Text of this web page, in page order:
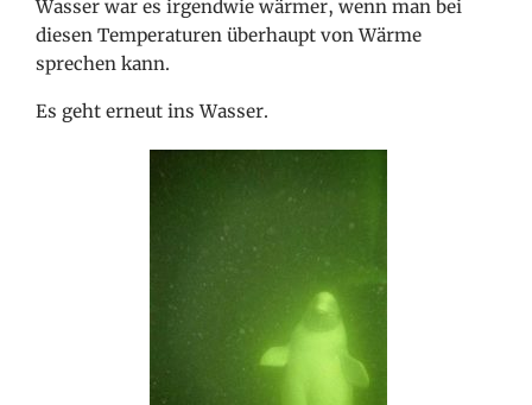
Wasser war es irgendwie wärmer, wenn man bei
diesen Temperaturen überhaupt von Wärme
sprechen kann.
Es geht erneut ins Wasser.